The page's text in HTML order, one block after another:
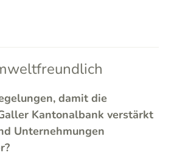
damit die
Kantonalbank verstärkt
Unternehmungen